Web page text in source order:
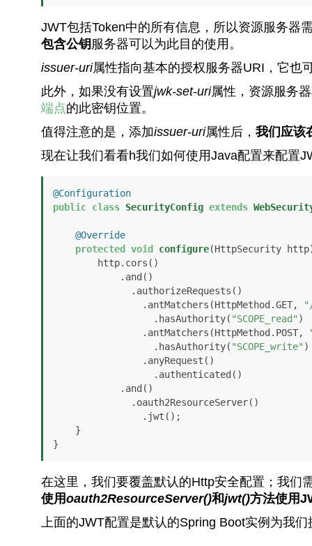
JWT包括Token中的所有信息 ，所以资源服务器
包含公钥 服务器可以为此目的使用。
issuer-uri属性指向基本的授权服务器URI，它也
此外，如果没有设置jwk-set-uri属性，资源服务
端点的此密钥位置。
值得注意的是，添加issuer-uri属性后， 我们应该
现在让我们看看h我们如何使用Java配置来配置
@Configuration
public class SecurityConfig extends
@Override
protected
void configure(HttpSecurity
                .antMatchers(HttpMethod.GET,
                  .hasAuthority(
"SCOPE_read" )
                .antMatchers(HttpMethod.POST,
                  .hasAuthority(
"SCOPE_write" )
}
在这里，我们要覆盖默认的Http安全配置；我们
使用oauth2ResourceServer()和jwt()方法使用
上面的JWT配置是默认的Spring Boot实例为我